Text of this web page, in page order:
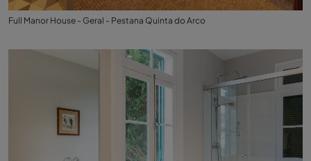
Full Manor House - Geral - Pestana Quinta do Arco